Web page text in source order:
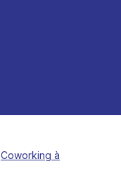
Coworking à